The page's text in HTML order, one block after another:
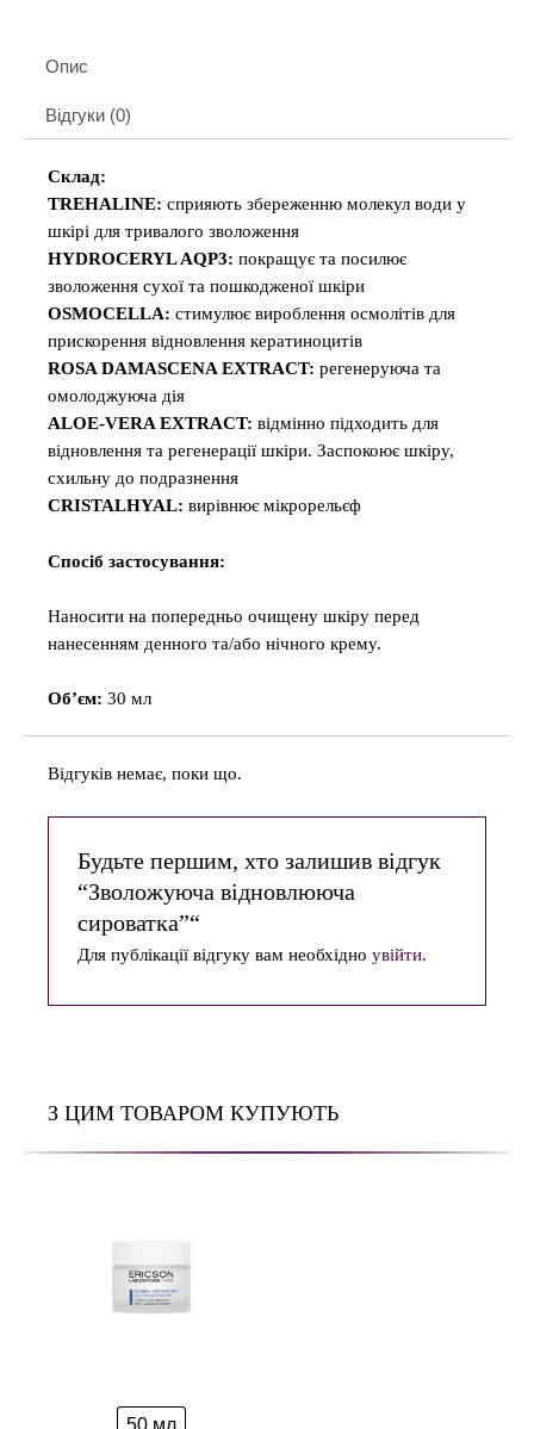
Опис
Відгуки (0)
Склад:
TREHALINE: сприяють збереженню молекул води у
шкірі для тривалого зволоження
HYDROCERYL AQP3: покращує та посилює
зволоження сухої та пошкодженої шкіри
OSMOCELLA: стимулює вироблення осмолітів для
прискорення відновлення кератиноцитів
ROSA DAMASCENA EXTRACT: регенеруюча та
омолоджуюча дія
ALOE-VERA EXTRACT: відмінно підходить для
відновлення та регенерації шкіри. Заспокоює шкіру,
схильну до подразнення
CRISTALHYAL: вирівнює мікрорельєф
Спосіб застосування:
Наносити на попередньо очищену шкіру перед
нанесенням денного та/або нічного крему.
Об’єм: 30 мл
Відгуків немає, поки що.
Будьте першим, хто залишив відгук
“Зволожуюча відновлююча
сироватка”“
Для публікації відгуку вам необхідноувійти.
З ЦИМ ТОВАРОМ КУПУЮТЬ